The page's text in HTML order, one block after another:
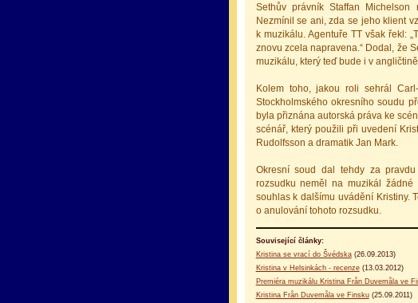
Sethův právník Staffan
Nezmínil se ani, zda se jeho klient
k muzikálu. Agentuře TT však řekl:
znovu zcela napravena.“ Dodal, že
muzikálu, který teď bude i v
Kolem toho, jakou roli sehrál
Stockholmského okresního soudu
byla přiznána autorská práva ke
scénář, který použili při uvedení
Rudolfsson a dramatik Jan Mark.
Okresní soud dal tehdy za
rozsudku neměl na muzikál
souhlas k dalšímu uvádění Kristiny.
o anulování tohoto rozsudku.
Související články:
Kristina se vrací do Švédska(26.09.2013)
Kristina v Helsinkách - recenze(13.03.2012)
Premiéra muzikálu Kristina Från Duvemåla ve
Kristina Från Duvemåla ve Finsku(25.09.2011)